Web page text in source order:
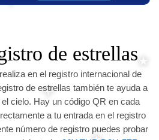
de estrellas
en el registro internacional de
de estrellas también te ayuda a
cielo. Hay un código QR en cada
a tu entrada en el registro
número de registro puedes probar